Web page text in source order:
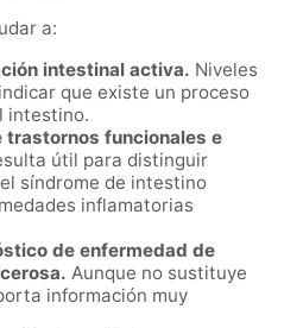
a:
intestinal activa. Niveles
que existe un proceso
intestino.
trastornos funcionales e
útil para distinguir
síndrome de intestino
inflamatorias
de enfermedad de
Aunque no sustituye
información muy